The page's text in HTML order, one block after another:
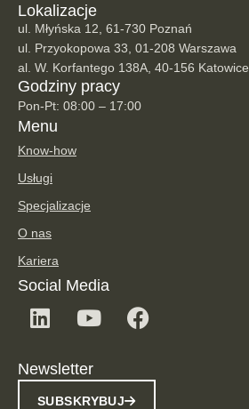
Lokalizacje
ul. Młyńska 12, 61-730 Poznań
ul. Przyokopowa 33, 01-208 Warszawa
al. W. Korfantego 138A, 40-156 Katowice
Godziny pracy
Pon-Pt: 08:00 – 17:00
Menu
Know-how
Usługi
Specjalizacje
O nas
Kariera
Social Media
Newsletter
SUBSKRYBUJ